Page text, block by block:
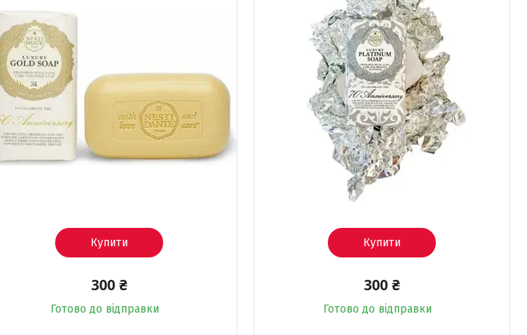
Купити
300 ₴
Готово до відправки
Купити
300 ₴
Готово до відправки